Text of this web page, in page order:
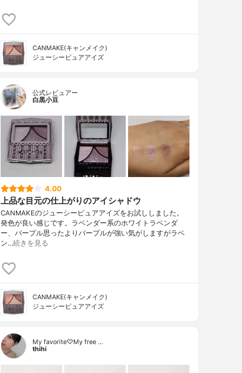
CANMAKE(キャンメイク)
ジューシーピュアアイズ
公式レビュアー
白黒小豆
4.00
上品な目元の仕上がりのアイシャドウ
CANMAKEのジューシーピュアアイズをお試ししました。
発色が良い感じです。ラベンダー系のホワイトラベンダ
ー、パープル思ったよりパープルが強い気がしますがラベ
ン…続きを見る
CANMAKE(キャンメイク)
ジューシーピュアアイズ
My favorite♡My free …
thihi